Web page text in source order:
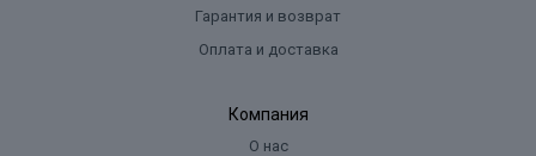
Гарантия и возврат
Оплата и доставка
Компания
О нас